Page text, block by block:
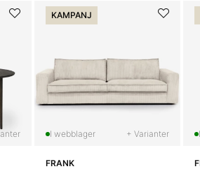
KAMPANJ
+ Varianter
FRANK